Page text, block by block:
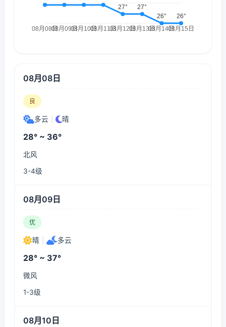
08月08日
良
多云 晴
28° ~ 36°
北风
3-4级
08月09日
优
晴 多云
28° ~ 37°
微风
1-3级
08月10日